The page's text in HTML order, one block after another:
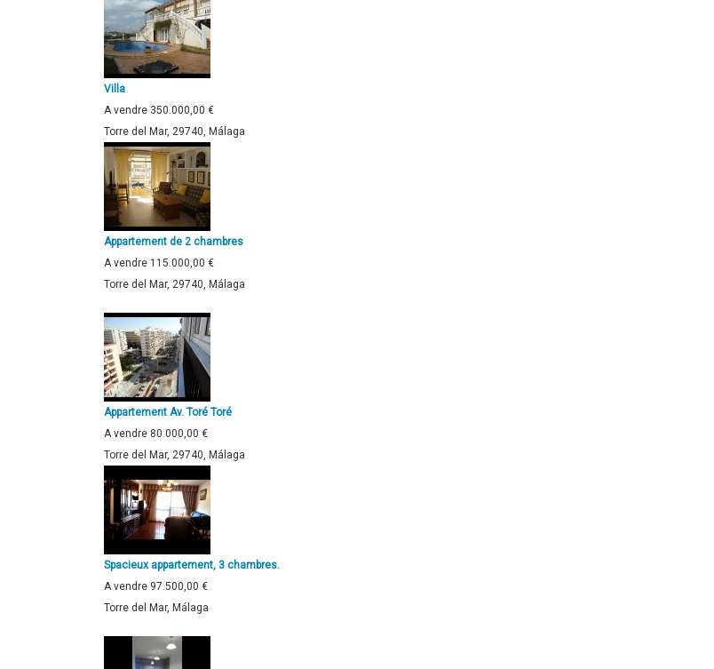
Villa
A vendre 350.000,00 €
Torre del Mar, 29740, Málaga
Appartement de 2 chambres
A vendre 115.000,00 €
Torre del Mar, 29740, Málaga
Appartement Av. Toré Toré
A vendre 80.000,00 €
Torre del Mar, 29740, Málaga
Spacieux appartement, 3 chambres.
A vendre 97.500,00 €
Torre del Mar, Málaga